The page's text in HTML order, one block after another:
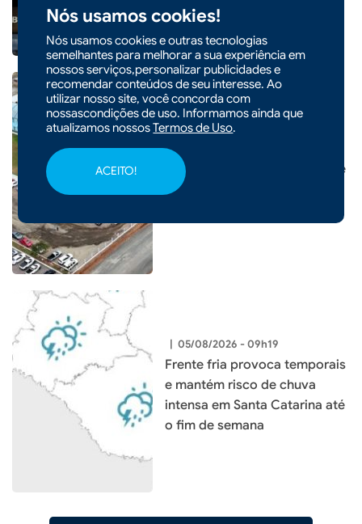
Nós usamos cookies!
Nós usamos cookies e outras tecnologias
semelhantes para melhorar a sua experiência em
nossos serviços,personalizar publicidades e
recomendar conteúdos de seu interesse. Ao
utilizar nosso site, você concorda com
nossascondições de uso. Informamos ainda que
atualizamos nossosTermos de Uso.
ACEITO!
CIDADES | 05/08/2026 - 09h22
Prefeitura de Xaxim inaugura
nova Escola Santa Terezinha e
entrega o maior investimento
| 05/08/2026 - 09h19
Frente fria provoca temporais
e mantém risco de chuva
intensa em Santa Catarina até
o fim de semana